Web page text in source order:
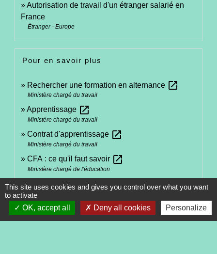
Autorisation de travail d'un étranger salarié en
France
Étranger - Europe
Pour en savoir plus
Rechercher une formation en alternance open_in_new
Ministère chargé du travail
Apprentissage open_in_new
Ministère chargé du travail
Contrat d'apprentissage open_in_new
Ministère chargé du travail
CFA : ce qu'il faut savoir open_in_new
Ministère chargé de l'éducation
Carte d'étudiant des métiers open_in_new
Ministère chargé de la formation professionnelle
Liste des opérateurs de compétences (OPCO)open_in_new
This site uses cookies and gives you control over what you want
to activate
OK, accept all
Deny all cookies Personalize